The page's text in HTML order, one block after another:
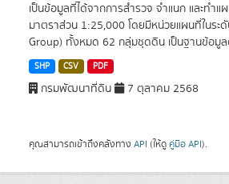
เป็นข้อมูลที่ได้จากการสำรวจ จำแนก และทำแ
มาตราส่วน 1:25,000 โดยมีหน่วยแผนที่ในระ
Group) ทั้งหมด 62 กลุ่มชุดดิน เป็นฐานข้อมูล
SHP CSV PDF
กรมพัฒนาที่ดิน 7 ตุลาคม 2568
คุณสามารถเข้าถึงคลังทาง API (ให้ดู คู่มือ API).